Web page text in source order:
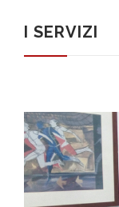
I SERVIZI